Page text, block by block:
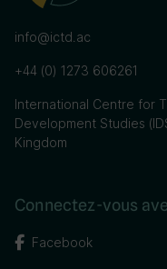
info@ictd.ac
+44 (0) 1273 606261
International Centre for
Development Studies
Kingdom
Connectez-vous
Facebook